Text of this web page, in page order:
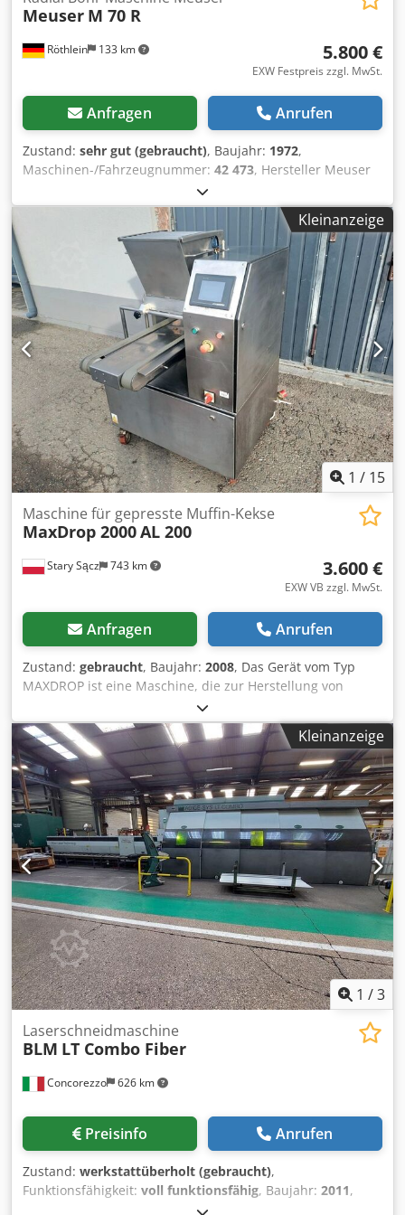
Röthlein 133 km
Meuser M 70 R
5.800 €
EXW Festpreis zzgl. MwSt.
Anfragen Anrufen
Zustand: sehr gut (gebraucht), Baujahr: 1972,
Maschinen-/Fahrzeugnummer: 42 473, Hersteller Meuser
Typ M 70 R Baujahr 1970 Csdslp Iqmopfx Abpsha Zustand
sehr gut funktionsfähig Technischer daten Ausladung 1800
mm Bohrspindelaufnahme MK6 Bohrleistung max. 120
Tisch Größe 2000x1100 mm Würfel Tisch 700x700x500mm
Gewicht 8000 kg Mit Stützsäule Hydraulik und Elektrik Plan
sind vorhanden
Kleinanzeige
1 / 15
Stary Sącz 743 km
Maschine für gepresste Muffin-Kekse
MaxDrop 2000AL 200
3.600 €
EXW VB zzgl. MwSt.
Anfragen Anrufen
Zustand: gebraucht, Baujahr: 2008, Das Gerät vom Typ
MAXDROP ist eine Maschine, die zur Herstellung von
Backwaren wie Muffins, Mürbeteiggebäck, Baisergebäck,
Biskuitgebäck und anderen verwendet wird. Marke:
MaxDrop 2000 Chedpfxex Irkds Abpja Modell: AL 200
Kopfbreite: 600 mm Speicher für bis zu 90 Rezepte
Geräteabmessungen: 1100 x 1400 x 1375 mm Baujahr:
2008 Stromversorgung: 400 V Installierte Leistung: 1,64 kW
Gewicht: 400 kg Zustand: gebraucht Originale technische
Dokumentation + CE-Konformitätserklärung.
Kleinanzeige
1 /3
Concorezzo 626 km
Laserschneidmaschine
BLM LT Combo Fiber
Preisinfo Anrufen
Zustand: werkstattüberholt (gebraucht),
Funktionsfähigkeit: voll funktionsfähig, Baujahr: 2011,
, Laserleistung: